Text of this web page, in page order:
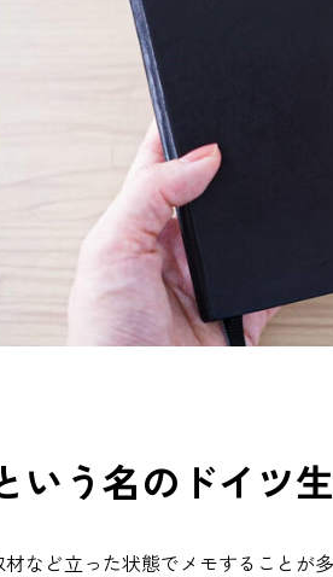
いう名のドイツ
など立った状態でメモすることが